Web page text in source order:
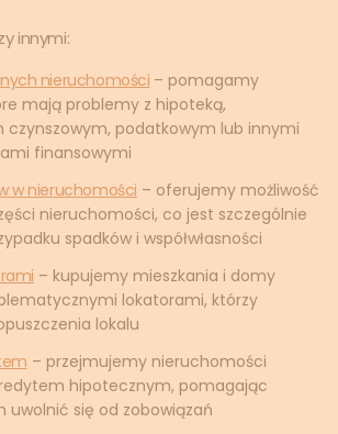
innymi:
nieruchomości – pomagamy
mają problemy z hipoteką,
czynszowym, podatkowym lub innymi
finansowymi
w nieruchomości – oferujemy możliwość
nieruchomości, co jest szczególnie
spadków i współwłasności
– kupujemy mieszkania i domy
lokatorami, którzy
lokalu
– przejmujemy nieruchomości
hipotecznym, pomagając
uwolnić się od zobowiązań